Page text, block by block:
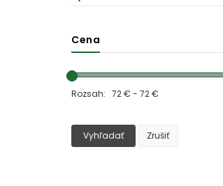
Cena
Rozsah: 72 € - 72 €
Vyhľadať Zrušiť